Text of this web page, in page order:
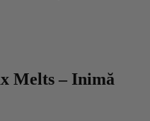
Melts – Inimă